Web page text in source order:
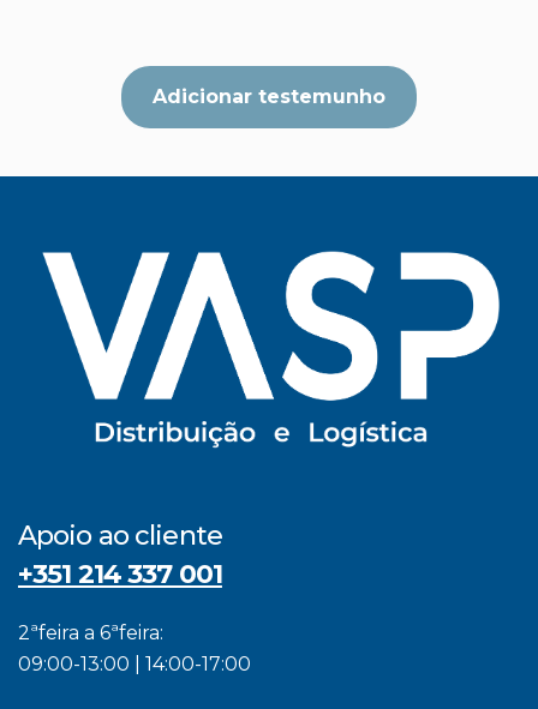
Adicionar testemunho
Apoio ao cliente
+351 214 337 001
2ªfeira a 6ªfeira:
09:00-13:00 | 14:00-17:00